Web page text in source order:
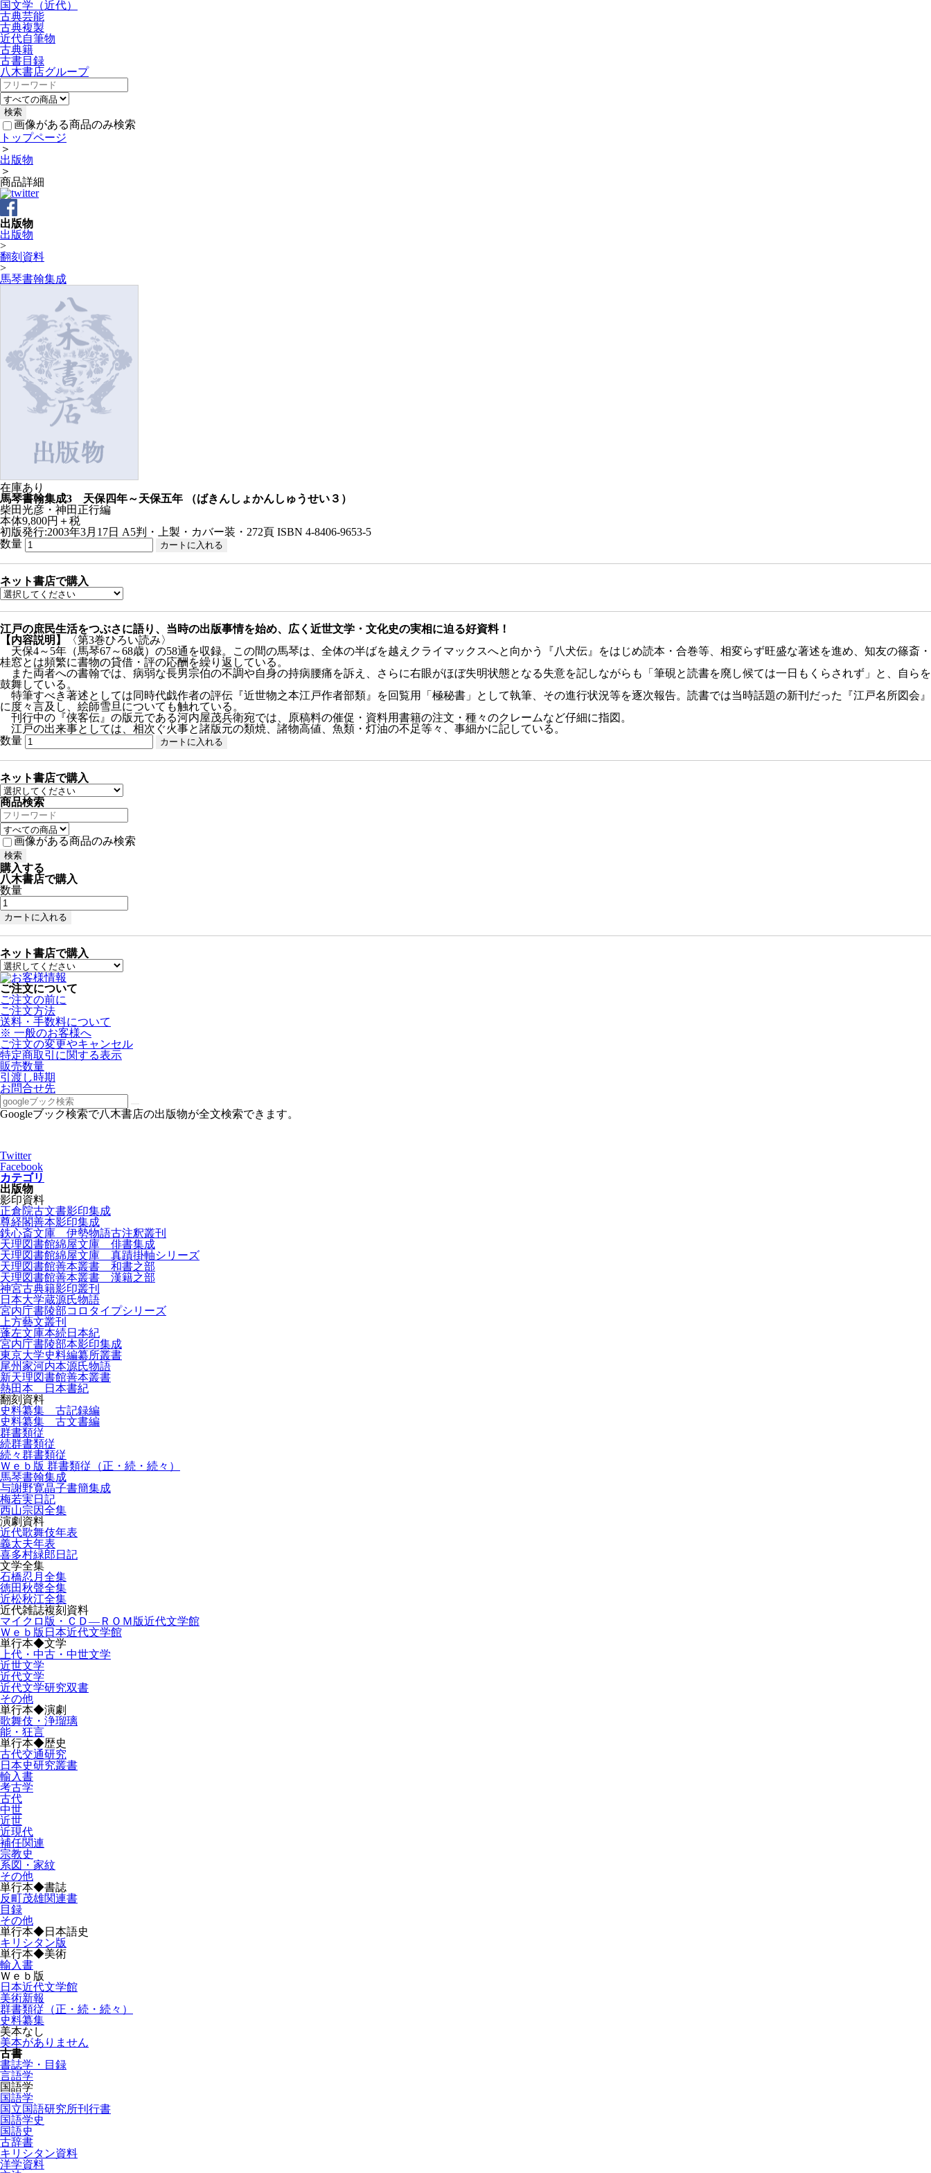
国文学（近代）
古典芸能
古典複製
近代自筆物
古典籍
古書目録
八木書店グループ
画像がある商品のみ検索
トップページ
＞
出版物
＞
商品詳細
出版物
出版物
>
翻刻資料
>
馬琴書翰集成
在庫あり
馬琴書翰集成3 天保四年～天保五年
（ばきんしょかんしゅうせい３）
柴田光彦・神田正行編
本体9,800円＋税
初版発行:2003年3月17日 A5判・上製・カバー装・272頁 ISBN 4-8406-9653-5
数量
ネット書店で購入
江戸の庶民生活をつぶさに語り、当時の出版事情を始め、広く近世文学・文化史の実相に迫る好資料！
【内容説明】
〈第3巻ひろい読み〉
天保4～5年（馬琴67～68歳）の58通を収録。この間の馬琴は、全体の半ばを越えクライマックスへと向かう『八犬伝』をはじめ読本・合巻等、相変らず旺盛な著述を進め、知友の篠斎・
桂窓とは頻繁に書物の貸借・評の応酬を繰り返している。
また両者への書翰では、病弱な長男宗伯の不調や自身の持病腰痛を訴え、さらに右眼がほぼ失明状態となる失意を記しながらも「筆硯と読書を廃し候ては一日もくらされず」と、自らを
鼓舞している。
特筆すべき著述としては同時代戯作者の評伝『近世物之本江戸作者部類』を回覧用「極秘書」として執筆、その進行状況等を逐次報告。読書では当時話題の新刊だった『江戸名所図会』
に度々言及し、絵師雪旦についても触れている。
刊行中の『侠客伝』の版元である河内屋茂兵衛宛では、原稿料の催促・資料用書籍の注文・種々のクレームなど仔細に指図。
江戸の出来事としては、相次ぐ火事と諸版元の類焼、諸物高値、魚類・灯油の不足等々、事細かに記している。
数量
ネット書店で購入
商品検索
画像がある商品のみ検索
購入する
八木書店で購入
数量
ネット書店で購入
ご注文について
ご注文の前に
ご注文方法
送料・手数料について
※ 一般のお客様へ
ご注文の変更やキャンセル
特定商取引に関する表示
販売数量
引渡し時期
お問合せ先
Googleブック検索で八木書店の出版物が全文検索できます。
Twitter
Facebook
カテゴリ
出版物
影印資料
正倉院古文書影印集成
尊経閣善本影印集成
鉄心斎文庫 伊勢物語古注釈叢刊
天理図書館綿屋文庫 俳書集成
天理図書館綿屋文庫 真蹟掛軸シリーズ
天理図書館善本叢書 和書之部
天理図書館善本叢書 漢籍之部
神宮古典籍影印叢刊
日本大学蔵源氏物語
宮内庁書陵部コロタイプシリーズ
上方藝文叢刊
蓬左文庫本続日本紀
宮内庁書陵部本影印集成
東京大学史料編纂所叢書
尾州家河内本源氏物語
新天理図書館善本叢書
熱田本 日本書紀
翻刻資料
史料纂集 古記録編
史料纂集 古文書編
群書類従
続群書類従
続々群書類従
Ｗｅｂ版 群書類従（正・続・続々）
馬琴書翰集成
与謝野寛晶子書簡集成
梅若実日記
西山宗因全集
演劇資料
近代歌舞伎年表
義太夫年表
喜多村緑郎日記
文学全集
石橋忍月全集
徳田秋聲全集
近松秋江全集
近代雑誌複刻資料
マイクロ版・ＣＤ―ＲＯＭ版近代文学館
Ｗｅｂ版日本近代文学館
単行本◆文学
上代・中古・中世文学
近世文学
近代文学
近代文学研究双書
その他
単行本◆演劇
歌舞伎・浄瑠璃
能・狂言
単行本◆歴史
古代交通研究
日本史研究叢書
輸入書
考古学
古代
中世
近世
近現代
補任関連
宗教史
系図・家紋
その他
単行本◆書誌
反町茂雄関連書
目録
その他
単行本◆日本語史
キリシタン版
単行本◆美術
輸入書
Ｗｅｂ版
日本近代文学館
美術新報
群書類従（正・続・続々）
史料纂集
美本なし
美本がありません
古書
書誌学・目録
言語学
国語学
国語学
国立国語研究所刊行書
国語学史
国語史
古辞書
キリシタン資料
洋学資料